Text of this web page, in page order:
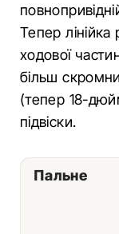
Тепер
ходової
більш
(тепер 18-
підвіски.
Пальне